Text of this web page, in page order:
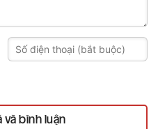
và bình luận